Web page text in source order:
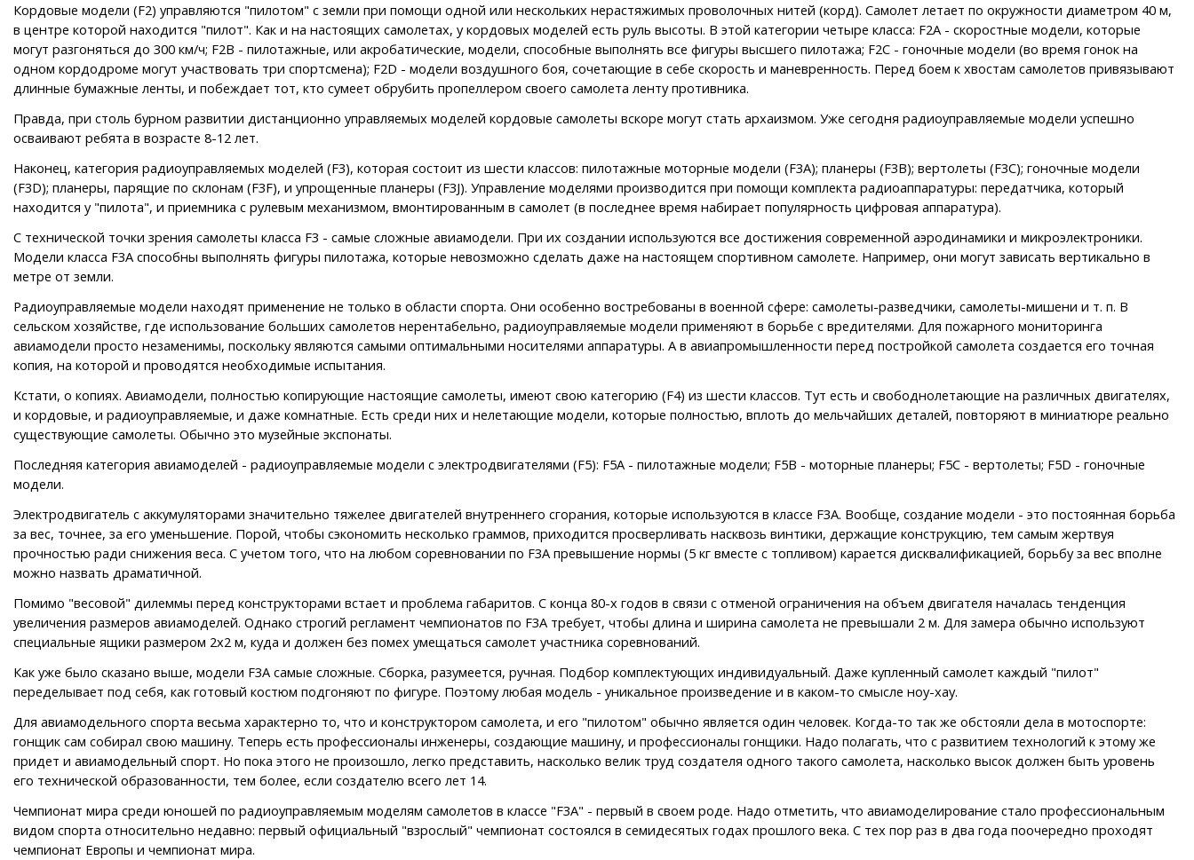
Кордовые модели (F2) управляются "пилотом" с земли при помощи одной или нескольких нерастяжимых проволочных нитей (корд). Самолет летает по окружности диаметром 40 м,
в центре которой находится "пилот". Как и на настоящих самолетах, у кордовых моделей есть руль высоты. В этой категории четыре класса: F2A - скоростные модели, которые
могут разгоняться до 300 км/ч; F2B - пилотажные, или акробатические, модели, способные выполнять все фигуры высшего пилотажа; F2C - гоночные модели (во время гонок на
одном кордодроме могут участвовать три спортсмена); F2D - модели воздушного боя, сочетающие в себе скорость и маневренность. Перед боем к хвостам самолетов привязывают
длинные бумажные ленты, и побеждает тот, кто сумеет обрубить пропеллером своего самолета ленту противника.
Правда, при столь бурном развитии дистанционно управляемых моделей кордовые самолеты вскоре могут стать архаизмом. Уже сегодня радиоуправляемые модели успешно
осваивают ребята в возрасте 8-12 лет.
Наконец, категория радиоуправляемых моделей (F3), которая состоит из шести классов: пилотажные моторные модели (F3A); планеры (F3B); вертолеты (F3C); гоночные модели
(F3D); планеры, парящие по склонам (F3F), и упрощенные планеры (F3J). Управление моделями производится при помощи комплекта радиоаппаратуры: передатчика, который
находится у "пилота", и приемника с рулевым механизмом, вмонтированным в самолет (в последнее время набирает популярность цифровая аппаратура).
С технической точки зрения самолеты класса F3 - самые сложные авиамодели. При их создании используются все достижения современной аэродинамики и микроэлектроники.
Модели класса F3A способны выполнять фигуры пилотажа, которые невозможно сделать даже на настоящем спортивном самолете. Например, они могут зависать вертикально в
метре от земли.
Радиоуправляемые модели находят применение не только в области спорта. Они особенно востребованы в военной сфере: самолеты-разведчики, самолеты-мишени и т. п. В
сельском хозяйстве, где использование больших самолетов нерентабельно, радиоуправляемые модели применяют в борьбе с вредителями. Для пожарного мониторинга
авиамодели просто незаменимы, поскольку являются самыми оптимальными носителями аппаратуры. А в авиапромышленности перед постройкой самолета создается его точная
копия, на которой и проводятся необходимые испытания.
Кстати, о копиях. Авиамодели, полностью копирующие настоящие самолеты, имеют свою категорию (F4) из шести классов. Тут есть и свободнолетающие на различных двигателях,
и кордовые, и радиоуправляемые, и даже комнатные. Есть среди них и нелетающие модели, которые полностью, вплоть до мельчайших деталей, повторяют в миниатюре реально
существующие самолеты. Обычно это музейные экспонаты.
Последняя категория авиамоделей - радиоуправляемые модели с электродвигателями (F5): F5A - пилотажные модели; F5B - моторные планеры; F5C - вертолеты; F5D - гоночные
модели.
Электродвигатель с аккумуляторами значительно тяжелее двигателей внутреннего сгорания, которые используются в классе F3A. Вообще, создание модели - это постоянная борьба
за вес, точнее, за его уменьшение. Порой, чтобы сэкономить несколько граммов, приходится просверливать насквозь винтики, держащие конструкцию, тем самым жертвуя
прочностью ради снижения веса. С учетом того, что на любом соревновании по F3A превышение нормы (5 кг вместе с топливом) карается дисквалификацией, борьбу за вес вполне
можно назвать драматичной.
Помимо "весовой" дилеммы перед конструкторами встает и проблема габаритов. С конца 80-х годов в связи с отменой ограничения на объем двигателя началась тенденция
увеличения размеров авиамоделей. Однако строгий регламент чемпионатов по F3A требует, чтобы длина и ширина самолета не превышали 2 м. Для замера обычно используют
специальные ящики размером 2х2 м, куда и должен без помех умещаться самолет участника соревнований.
Как уже было сказано выше, модели F3A самые сложные. Сборка, разумеется, ручная. Подбор комплектующих индивидуальный. Даже купленный самолет каждый "пилот"
переделывает под себя, как готовый костюм подгоняют по фигуре. Поэтому любая модель - уникальное произведение и в каком-то смысле ноу-хау.
Для авиамодельного спорта весьма характерно то, что и конструктором самолета, и его "пилотом" обычно является один человек. Когда-то так же обстояли дела в мотоспорте:
гонщик сам собирал свою машину. Теперь есть профессионалы инженеры, создающие машину, и профессионалы гонщики. Надо полагать, что с развитием технологий к этому же
придет и авиамодельный спорт. Но пока этого не произошло, легко представить, насколько велик труд создателя одного такого самолета, насколько высок должен быть уровень
его технической образованности, тем более, если создателю всего лет 14.
Чемпионат мира среди юношей по радиоуправляемым моделям самолетов в классе "F3A" - первый в своем роде. Надо отметить, что авиамоделирование стало профессиональным
видом спорта относительно недавно: первый официальный "взрослый" чемпионат состоялся в семидесятых годах прошлого века. С тех пор раз в два года поочередно проходят
чемпионат Европы и чемпионат мира.